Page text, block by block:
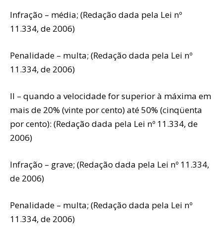
Infração – média; (Redação dada pela Lei nº
11.334, de 2006)
Penalidade – multa; (Redação dada pela Lei nº
11.334, de 2006)
II – quando a velocidade for superior à máxima em
mais de 20% (vinte por cento) até 50% (cinqüenta
por cento): (Redação dada pela Lei nº 11.334, de
2006)
Infração – grave; (Redação dada pela Lei nº 11.334,
de 2006)
Penalidade – multa; (Redação dada pela Lei nº
11.334, de 2006)